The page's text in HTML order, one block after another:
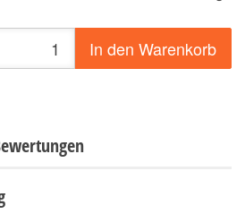
In den Warenkorb